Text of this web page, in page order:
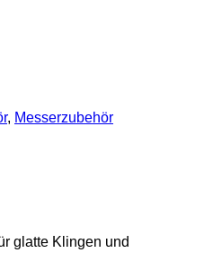
, Messerzubehör
glatte Klingen und